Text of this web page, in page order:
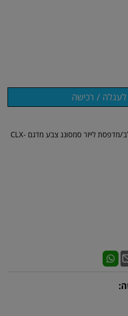
טונר מקורי צהוב למכשיר משולב/מדפסת לייזר סמסונג צבע מדגם CLX-